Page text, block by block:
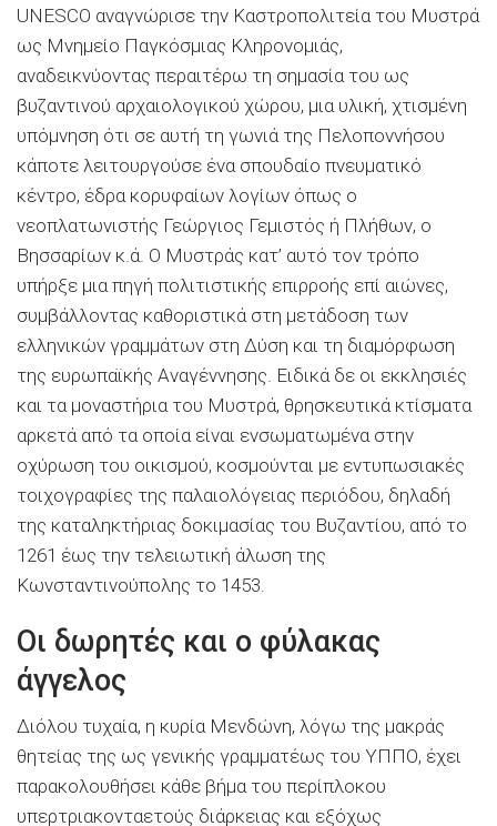
UNESCO αναγνώρισε την Καστροπολιτεία του Μυστρά
ως Μνημείο Παγκόσμιας Κληρονομιάς,
αναδεικνύοντας περαιτέρω τη σημασία του ως
βυζαντινού αρχαιολογικού χώρου, μια υλική, χτισμένη
υπόμνηση ότι σε αυτή τη γωνιά της Πελοποννήσου
κάποτε λειτουργούσε ένα σπουδαίο πνευματικό
κέντρο, έδρα κορυφαίων λογίων όπως ο
νεοπλατωνιστής Γεώργιος Γεμιστός ή Πλήθων, ο
Βησσαρίων κ.ά. Ο Μυστράς κατ’ αυτό τον τρόπο
υπήρξε μια πηγή πολιτιστικής επιρροής επί αιώνες,
συμβάλλοντας καθοριστικά στη μετάδοση των
ελληνικών γραμμάτων στη Δύση και τη διαμόρφωση
της ευρωπαϊκής Αναγέννησης. Ειδικά δε οι εκκλησιές
και τα μοναστήρια του Μυστρά, θρησκευτικά κτίσματα
αρκετά από τα οποία είναι ενσωματωμένα στην
οχύρωση του οικισμού, κοσμούνται με εντυπωσιακές
τοιχογραφίες της παλαιολόγειας περιόδου, δηλαδή
της καταληκτήριας δοκιμασίας του Βυζαντίου, από το
1261 έως την τελειωτική άλωση της
Κωνσταντινούπολης το 1453.
Οι δωρητές και ο φύλακας
άγγελος
Διόλου τυχαία, η κυρία Μενδώνη, λόγω της μακράς
θητείας της ως γενικής γραμματέως του ΥΠΠΟ, έχει
παρακολουθήσει κάθε βήμα του περίπλοκου
υπερτριακονταετούς διάρκειας και εξόχως